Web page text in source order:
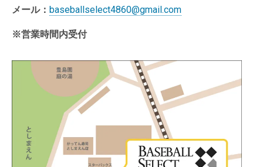
メール： baseballselect4860@gmail.com
※営業時間内受付